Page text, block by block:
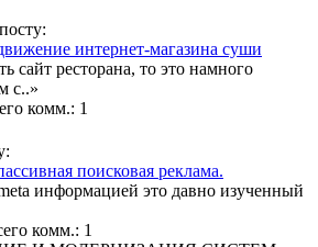
интернет-магазина суши
сайт ресторана, то это намного
с..»
комм.: 1
поисковая реклама.
информацией это давно изученный
комм.: 1